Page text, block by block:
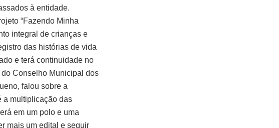
à entidade.
“Fazendo Minha
integral de crianças e
das histórias de vida
e terá continuidade no
Conselho Municipal dos
falou sobre a
a multiplicação das
em um polo e uma
mais um edital e seguir